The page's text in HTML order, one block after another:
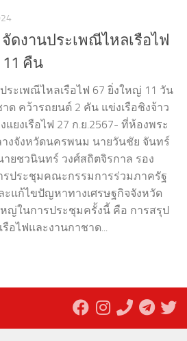
ดงานประเพณีไหลเรือไฟ
11 คืน
ะเพณีไหลเรือไฟ 67 ยิ่งใหญ่ 11 วัน
ด คว้ารถยนต์ 2 คัน แข่งเรือชิงจ้าว
ยงเรือไฟ 27 ก.ย.2567- ที่ห้องพระ
งจังหวัดนครพนม นายวันชัย จันทร์
ยชวนินทร์ วงศ์สถิตจิรกาล รอง
รประชุมคณะกรรมการร่วมภาครัฐ
แก้ไขปัญหาทางเศรษฐกิจจังหวัด
ญ่ในการประชุมครั้งนี้ คือ การสรุป
อไฟและงานกาชาด...